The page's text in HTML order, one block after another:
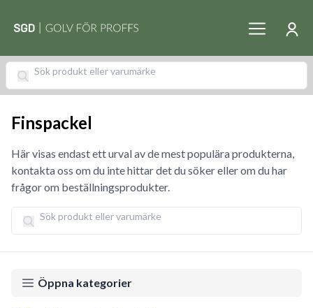
Finspackel
Här visas endast ett urval av de mest populära produkterna,
kontakta oss om du inte hittar det du söker eller om du har
frågor om beställningsprodukter.
Öppna kategorier